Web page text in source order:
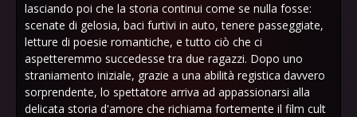
lasciando poi che la storia continui come se nulla fosse:
scenate di gelosia, baci furtivi in auto, tenere passeggiate,
letture di poesie romantiche, e tutto ciò che ci
aspetteremmo succedesse tra due ragazzi. Dopo uno
straniamento iniziale, grazie a una abilità registica davvero
sorprendente, lo spettatore arriva ad appassionarsi alla
delicata storia d'amore che richiama fortemente il film cult